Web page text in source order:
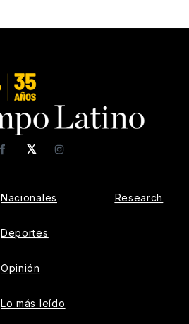
𝕏
FacebookInstagram
Nacionales
Deportes
Opinión
Lo más leído
Research